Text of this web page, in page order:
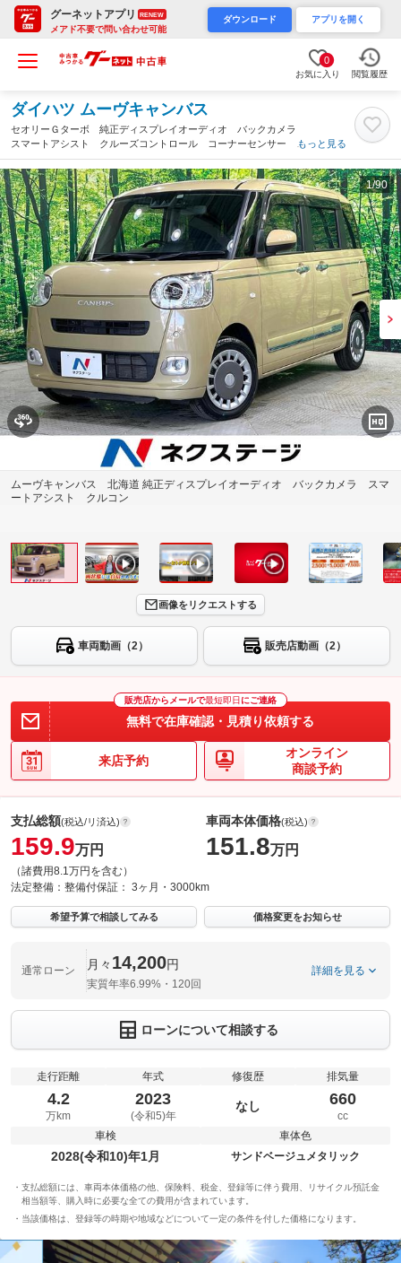
グーネットアプリ RENEW
メアド不要で問い合わせ可能
ダウンロード アプリを開く
0
お気に入り 閲覧履歴
ダイハツ ムーヴキャンバス
セオリーＧターボ 純正ディスプレイオーディオ バックカメラ
スマートアシスト クルーズコントロール コーナーセンサー シ
ートヒーター 両側電動スライドドア アイドリングストップ ス
マートキー オートエアコン（北海道）
もっと見る
1/90
ムーヴキャンバス 北海道 純正ディスプレイオーディオ バックカメラ スマ
ートアシスト クルコン
画像をリクエストする
車両動画（2） 販売店動画（2）
販売店からメールで最短即日 にご連絡
無料で在庫確認・見積り依頼する
来店予約
オンライン
商談予約
支払総額(税込/リ済込)
159.9万円
（諸費用8.1万円を含む）
車両本体価格(税込)
151.8万円
法定整備： 整備付保証： 3ヶ月・3000km
希望予算で相談してみる 価格変更をお知らせ
通常ローン 月々 14,200円
実質年率6.99%・120回
詳細を見る
ローンについて相談する
走行距離
4.2
万km
年式
2023
(令和5)年
修復歴
なし
排気量
660
cc
車検
2028(令和10)年1月
車体色
サンドベージュメタリック
支払総額には、車両本体価格の他、保険料、税金、登録等に伴う費用、リサイクル預託金
相当額等、購入時に必要な全ての費用が含まれています。
当該価格は、登録等の時期や地域などについて一定の条件を付した価格になります。